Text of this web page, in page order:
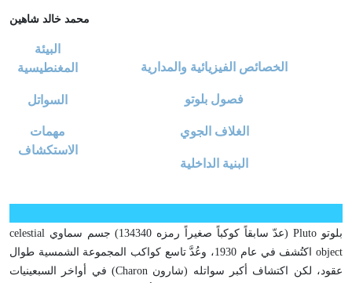
محمد خالد شاهين
الخصائص الفيزيائية والمدارية
فصول بلوتو
الغلاف الجوي
البنية الداخلية
البيئة
المغنطيسية
السواتل
مهمات
الاستكشاف
بلوتو Pluto (عدّ سابقاً كوكباً صغيراً رمزه 134340) جسم سماوي celestial
object اكتُشف في عام 1930، وعُدَّ تاسع كواكب المجموعة الشمسية طوال
عقود، لكن اكتشاف أكبر سواتله (شارون Charon) في أواخر السبعينيات